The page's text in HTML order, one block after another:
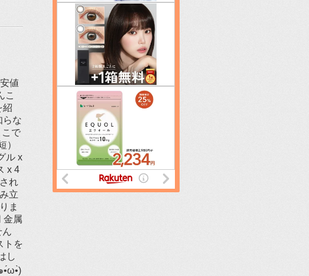
値
こ
紹
らな
で
）
ル x
x 4
れ
立
ま
金属
ん
トを
し
•́ω•̀)